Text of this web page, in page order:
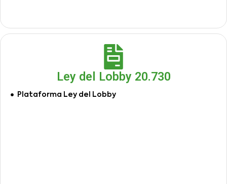
Ley del Lobby 20.730
Plataforma Ley del Lobby